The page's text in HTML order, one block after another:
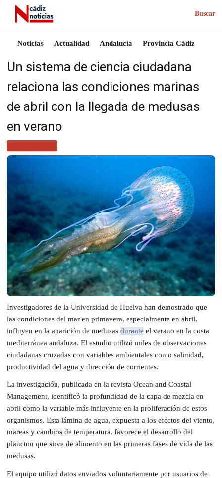
Buscar
Noticias Actualidad Andalucía Provincia Cádiz
Un sistema de ciencia ciudadana
relaciona las condiciones marinas
de abril con la llegada de medusas
en verano
Investigadores de la Universidad de Huelva han demostrado que
las condiciones del mar en primavera, especialmente en abril,
influyen en la aparición de medusas durante el verano en la costa
mediterránea andaluza. El estudio utilizó miles de observaciones
ciudadanas cruzadas con variables ambientales como salinidad,
productividad del agua y dirección de corrientes.
La investigación, publicada en la revista Ocean and Coastal
Management, identificó la profundidad de la capa de mezcla en
abril como la variable más influyente en la proliferación de estos
organismos. Esta lámina de agua, expuesta a los efectos del viento,
mareas y cambios de temperatura, favorece el desarrollo del
plancton que sirve de alimento en las primeras fases de vida de las
medusas.
El equipo utilizó datos enviados voluntariamente por usuarios de